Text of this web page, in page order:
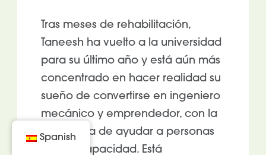
Tras meses de rehabilitación,
Taneesh ha vuelto a la universidad
para su último año y está aún más
concentrado en hacer realidad su
sueño de convertirse en ingeniero
mecánico y emprendedor, con la
esperanza de ayudar a personas
con discapacidad. Está
Spanish